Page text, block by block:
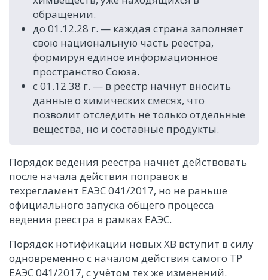
обращении.
до 01.12.28 г. — каждая страна заполняет
свою национальную часть реестра,
формируя единое информационное
пространство Союза.
с 01.12.38 г. — в реестр начнут вносить
данные о химических смесях, что
позволит отследить не только отдельные
вещества, но и составные продукты.
Порядок ведения реестра начнёт действовать
после начала действия поправок в
техрегламент ЕАЭС 041/2017, но не раньше
официального запуска общего процесса
ведения реестра в рамках ЕАЭС.
Порядок нотификации новых ХВ вступит в силу
одновременно с началом действия самого ТР
ЕАЭС 041/2017, с учётом тех же изменений.